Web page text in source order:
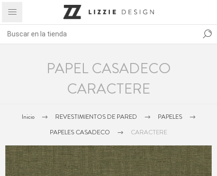
PAPEL CASADECO
CARACTERE
Inicio REVESTIMIENTOS DE PARED
PAPELES
PAPELES CASADECO
CARACTERE